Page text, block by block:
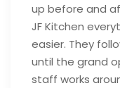
up before and
JF Kitchen
easier. They
until the grand
staff works